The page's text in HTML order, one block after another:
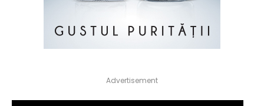
Advertisement